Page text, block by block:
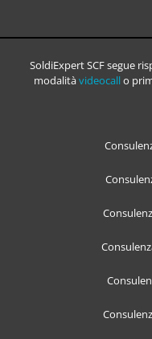
SoldiExpert SCF segue
modalitàvideocallo